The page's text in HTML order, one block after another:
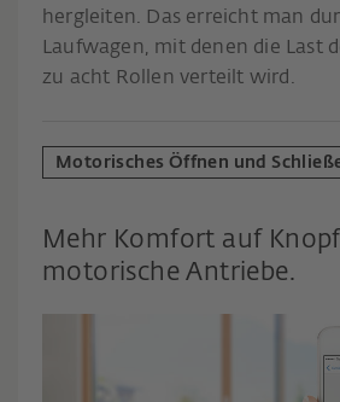
hergleiten. Das erreicht man
Laufwagen, mit denen die Last
zu acht Rollen verteilt wird.
Motorisches Öffnen und
Mehr Komfort auf
motorische Antriebe.